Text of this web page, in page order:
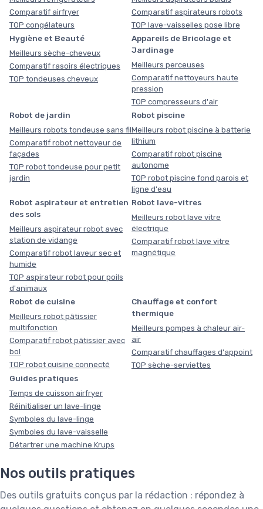
Comparatif airfryer
TOP congélateurs
Comparatif aspirateurs robots
TOP lave-vaisselles pose libre
Hygiène et Beauté
Meilleurs sèche-cheveux
Comparatif rasoirs électriques
TOP tondeuses cheveux
Appareils de Bricolage et
Jardinage
Meilleurs perceuses
Comparatif nettoyeurs haute
pression
TOP compresseurs d'air
Robot de jardin
Meilleurs robots tondeuse sans fil
Comparatif robot nettoyeur de
façades
TOP robot tondeuse pour petit
jardin
Robot piscine
Meilleurs robot piscine à batterie
lithium
Comparatif robot piscine
autonome
TOP robot piscine fond parois et
ligne d'eau
Robot aspirateur et entretien
des sols
Meilleurs aspirateur robot avec
station de vidange
Comparatif robot laveur sec et
humide
TOP aspirateur robot pour poils
d'animaux
Robot lave-vitres
Meilleurs robot lave vitre
électrique
Comparatif robot lave vitre
magnétique
Robot de cuisine
Meilleurs robot pâtissier
multifonction
Comparatif robot pâtissier avec
bol
TOP robot cuisine connecté
Chauffage et confort
thermique
Meilleurs pompes à chaleur air-
air
Comparatif chauffages d'appoint
TOP sèche-serviettes
Guides pratiques
Temps de cuisson airfryer
Réinitialiser un lave-linge
Symboles du lave-linge
Symboles du lave-vaisselle
Détartrer une machine Krups
Nos outils pratiques
Des outils gratuits conçus par la rédaction : répondez à